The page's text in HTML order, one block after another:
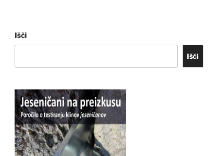
Išči
Išči